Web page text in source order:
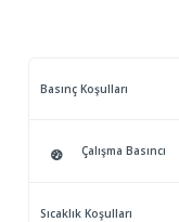
Basınç Koşulları
Çalışma Basıncı
Sıcaklık Koşulları